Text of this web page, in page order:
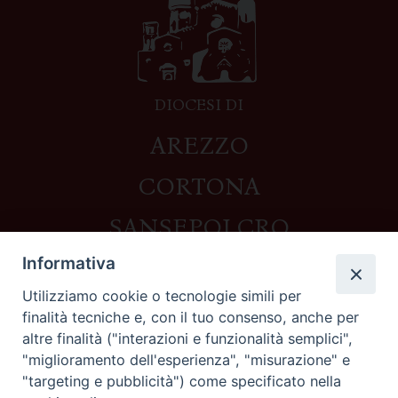
DIOCESI DI
AREZZO
CORTONA
SANSEPOLCRO
Contatti
Piazza del Duomo,1 - 52100 Arezzo
segreteria@diocesi.arezzo.it
Informativa privacy
Informativa
Utilizziamo cookie o tecnologie simili per
finalità tecniche e, con il tuo consenso, anche per
altre finalità ("interazioni e funzionalità semplici",
"miglioramento dell'esperienza", "misurazione" e
"targeting e pubblicità") come specificato nella